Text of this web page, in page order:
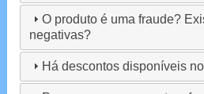
O produto é uma fraude?
negativas?
Há descontos disponíveis